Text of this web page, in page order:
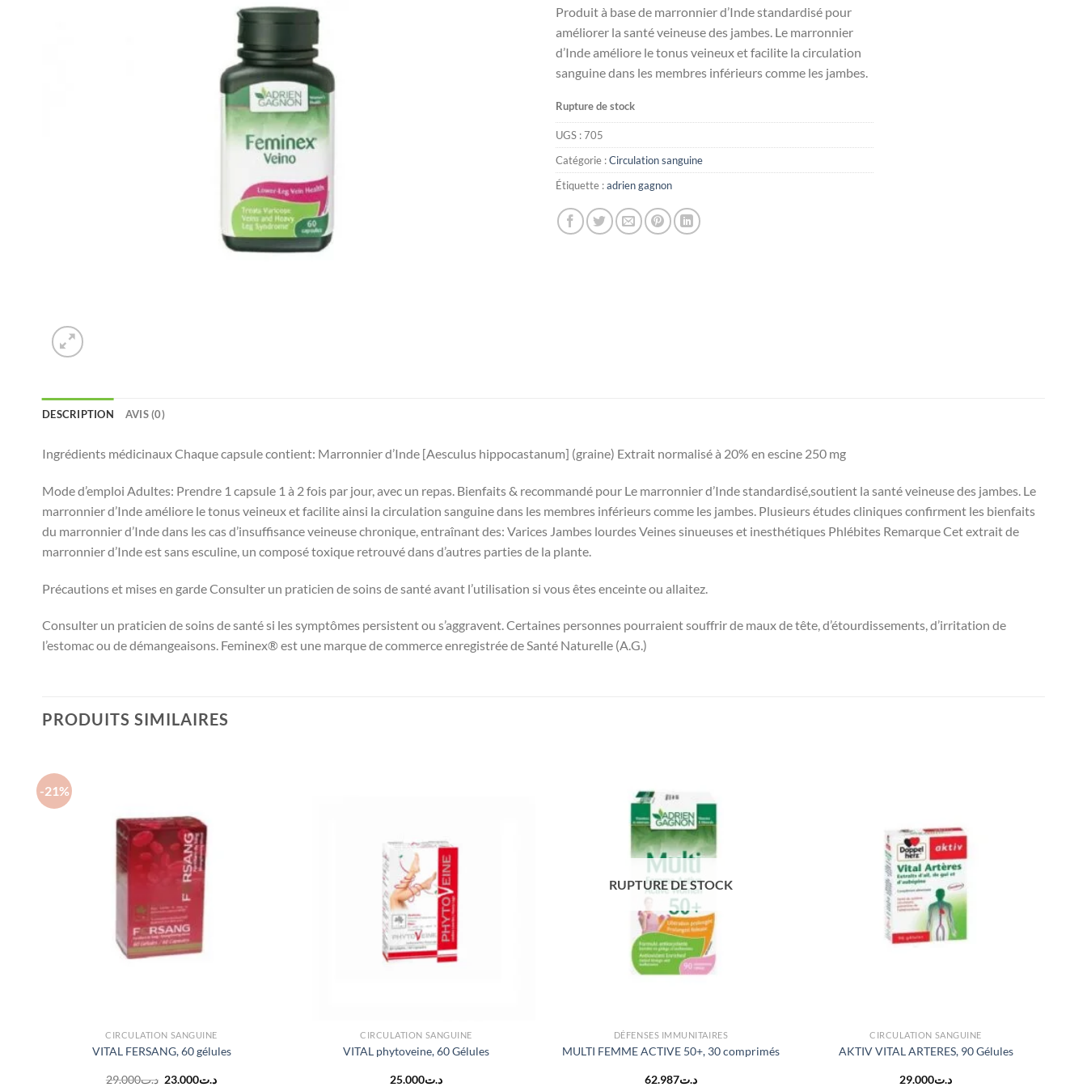
Produit à base de marronnier d’Inde standardisé pour
améliorer la santé veineuse des jambes. Le marronnier
d’Inde améliore le tonus veineux et facilite la circulation
sanguine dans les membres inférieurs comme les jambes.
Rupture de stock
UGS :705
Catégorie :Circulation sanguine
Étiquette :adrien gagnon
DESCRIPTION AVIS (0)
Ingrédients médicinaux Chaque capsule contient: Marronnier d’Inde [Aesculus hippocastanum] (graine) Extrait normalisé à 20% en escine 250 mg
Mode d’emploi Adultes: Prendre 1 capsule 1 à 2 fois par jour, avec un repas. Bienfaits & recommandé pour Le marronnier d’Inde standardisé,soutient la santé veineuse des jambes. Le
marronnier d’Inde améliore le tonus veineux et facilite ainsi la circulation sanguine dans les membres inférieurs comme les jambes. Plusieurs études cliniques confirment les bienfaits
du marronnier d’Inde dans les cas d’insuffisance veineuse chronique, entraînant des: Varices Jambes lourdes Veines sinueuses et inesthétiques Phlébites Remarque Cet extrait de
marronnier d’Inde est sans esculine, un composé toxique retrouvé dans d’autres parties de la plante.
Précautions et mises en garde Consulter un praticien de soins de santé avant l’utilisation si vous êtes enceinte ou allaitez.
Consulter un praticien de soins de santé si les symptômes persistent ou s’aggravent. Certaines personnes pourraient souffrir de maux de tête, d’étourdissements, d’irritation de
l’estomac ou de démangeaisons. Feminex® est une marque de commerce enregistrée de Santé Naturelle (A.G.)
PRODUITS SIMILAIRES
-21%
CIRCULATION SANGUINE
VITAL FERSANG, 60 gélules
د.ت29.000
Le
د.ت23.000
Le
CIRCULATION SANGUINE
VITAL phytoveine, 60 Gélules
د.ت25.000
RUPTURE DE STOCK
DÉFENSES IMMUNITAIRES
MULTI FEMME ACTIVE 50+, 30 comprimés
د.ت62.987
CIRCULATION SANGUINE
AKTIV VITAL ARTERES, 90 Gélules
د.ت29.000